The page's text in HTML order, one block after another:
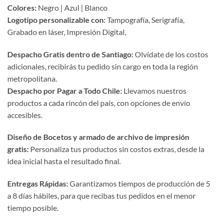
Colores: Negro | Azul | Blanco
Logotipo personalizable con:Tampografía, Serigrafía,
Grabado en láser, Impresión Digital,
Despacho Gratis dentro de Santiago:Olvídate de los costos
adicionales, recibirás tu pedido sin cargo en toda la región
metropolitana.
Despacho por Pagar a Todo Chile: Llevamos nuestros
productos a cada rincón del país, con opciones de envío
accesibles.
Diseño de Bocetos y armado de archivo de impresión
gratis: Personaliza tus productos sin costos extras, desde la
idea inicial hasta el resultado final.
Entregas Rápidas:Garantizamos tiempos de producción de 5
a 8 días hábiles, para que recibas tus pedidos en el menor
tiempo posible.